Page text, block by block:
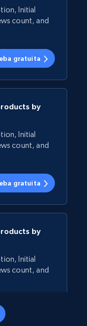
Initial
count, and
gratuita
by
Initial
count, and
gratuita
by
Initial
count, and
gratuita